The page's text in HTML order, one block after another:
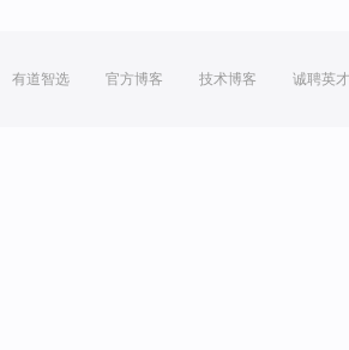
有道智选 官方博客 技术博客 诚聘英才